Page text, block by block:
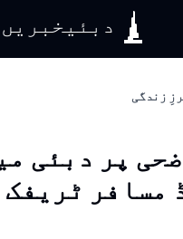
دبئیخبریں
زندگی
پر دبئی
مسافر ٹریفک